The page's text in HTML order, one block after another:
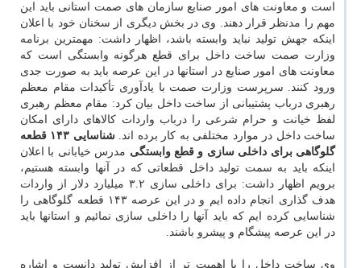
است و معاونت های امور صنایع سازمان های صمت استانی باید این
مهم را مدنظر قرار دهند. وی در بخش دیگری از سخنان خود با اعلان
اینکه جهش تولید نباید وابسته باشد، اظهار داشت: مهمترین برنامه
وزارت صمت ساخت داخل برای قطع هرگونه وابستگی است که
معاونت های امور صنایع در استانها در این عرصه باید به صورت جدی
ورود کنند. سرپرست وزارت صمت با یادآوری تأکیدات مقام معظم
رهبری درباب پشتیبانی از ساخت داخل بیان کرد: مقام معظم رهبری
لفظ خیانت و حرام شرعی را درباب واردات کالاهای دارای امکان
ساخت داخل در موارد مختلفی به کار برده اند.
شناسایی ۱۴۳ قطعه
گلوگاهی برای داخلی سازی و قطع وابستگی مدرس خیابانی با اعلان
اینکه باید به سمت تولید داخل قطعاتی که در آنها وابسته هستیم،
برویم اظهار داشت: برای داخلی سازی ۳.۲ میلیارد دلار از واردات
هدف گذاری انجام داده ایم و در این عرصه ۱۴۳ قطعه گلوگاهی را
شناسایی کرده ایم که باید آنها را داخلی سازی نمائیم و استانها باید
در این عرصه پیشگام و پیشرو باشند.
وی ساخت داخل را با اهمیت تر از افزایش تولید دانست و اشاره